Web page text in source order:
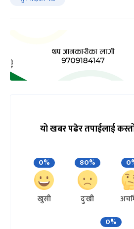
यो खबर पढेर तपाईलाई
0%
खुसी
80%
दुःखी
0%